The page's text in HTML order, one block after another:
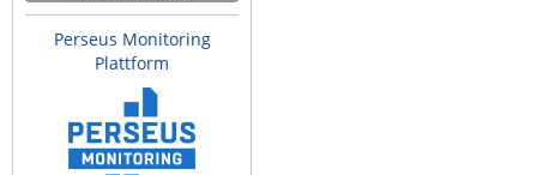
Perseus Monitoring
Plattform